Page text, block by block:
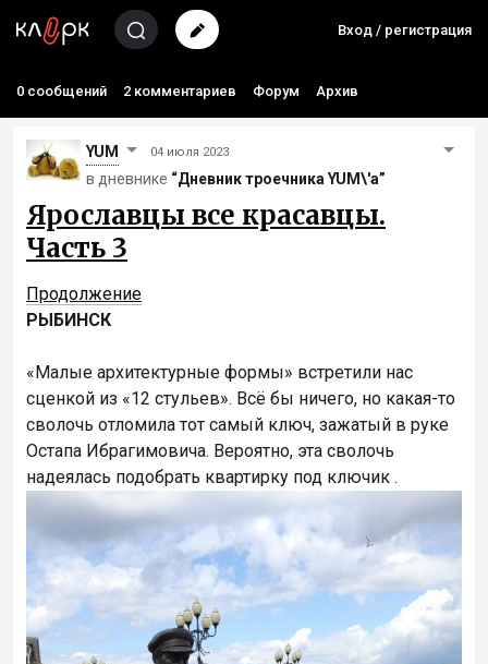
Вход / регистрация
0 сообщений 2 комментариев Форум Архив
YUM 04 июля 2023
в дневнике “Дневник троечника YUM\'а”
Ярославцы все красавцы.
Часть 3
Продолжение
РЫБИНСК
«Малые архитектурные формы» встретили нас
сценкой из «12 стульев». Всё бы ничего, но какая-то
сволочь отломила тот самый ключ, зажатый в руке
Остапа Ибрагимовича. Вероятно, эта сволочь
надеялась подобрать квартирку под ключик .